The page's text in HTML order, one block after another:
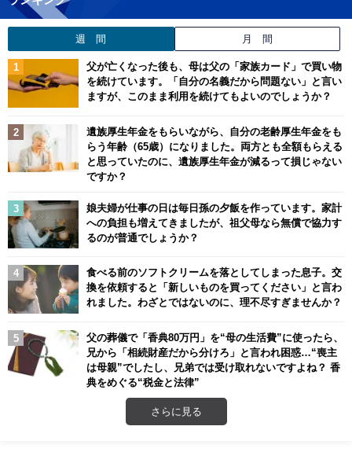
週 間 月 間
父が亡くなった後も、母は父の「家族カード」で買い物
を続けています。「自分の名義だから問題ない」と言い
ますが、このまま利用を続けてもよいのでしょうか？
遺族厚生年金をもらいながら、自分の老齢厚生年金をも
らう年齢（65歳）になりました。両方とも全額もらえる
と思っていたのに、遺族厚生年金が減るって損じゃない
ですか？
娘夫婦が仕事の日は毎日孫の夕飯を作っています。家計
への負担も増えてきましたが、祖父母なら無償で協力す
るのが普通でしょうか？
食べる前のソフトクリームを落としてしまった息子。交
換を依頼すると「新しいものを買ってください」と言わ
れました。わざとではないのに、理不尽すぎませんか？
父の葬儀で「香典80万円」を“母の生活費”に使ったら、
兄から「相続財産だから分けろ」と言われ困惑…“喪主
は母親”でしたし、兄弟では受け取れないですよね？ 香
典をめぐる“税金と法律”
さらに見る